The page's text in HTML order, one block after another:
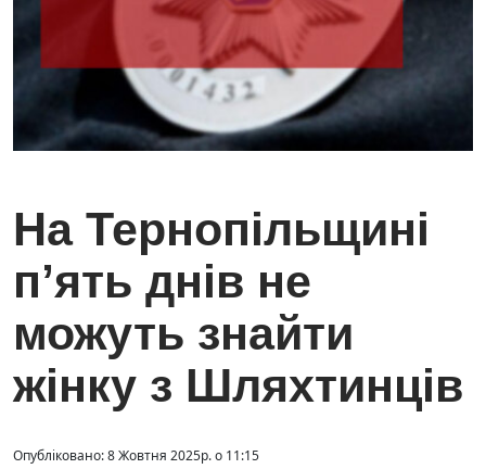
На Тернопільщині
п’ять днів не
можуть знайти
жінку з Шляхтинців
Опубліковано: 8 Жовтня 2025р. о 11:15